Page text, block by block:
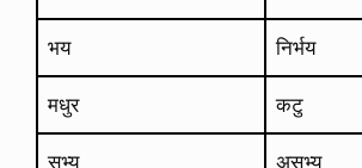
भय निर्भय
मधुर कटु
सभ्य असभ्य